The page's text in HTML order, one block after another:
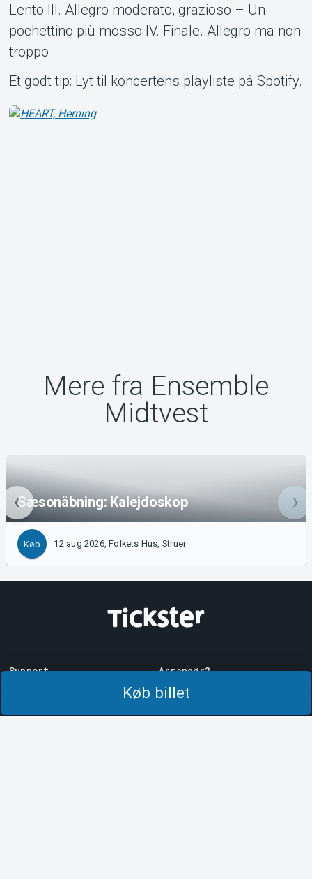
Køb billet
Lento III. Allegro moderato, grazioso – Un
pochettino più mosso IV. Finale. Allegro ma non
troppo
Et godt tip: Lyt til koncertens playliste på Spotify.
Mere fra Ensemble
Midtvest
Sæsonåbning: Kalejdoskop
Køb 12 aug 2026, Folkets Hus, Struer
Support
Arrangør?
Sælg med os!